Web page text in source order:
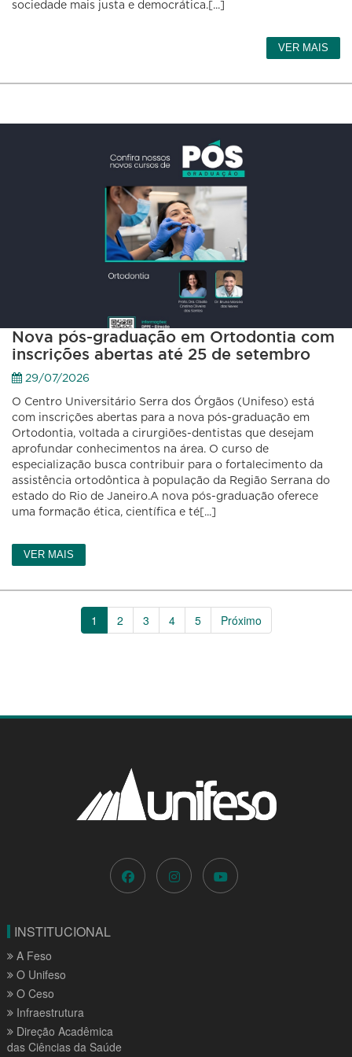
sociedade mais justa e democrática.[...]
VER MAIS
Nova pós-graduação em Ortodontia com
inscrições abertas até 25 de setembro
29/07/2026
O Centro Universitário Serra dos Órgãos (Unifeso) está
com inscrições abertas para a nova pós-graduação em
Ortodontia, voltada a cirurgiões-dentistas que desejam
aprofundar conhecimentos na área. O curso de
especialização busca contribuir para o fortalecimento da
assistência ortodôntica à população da Região Serrana do
estado do Rio de Janeiro.A nova pós-graduação oferece
uma formação ética, científica e té[...]
VER MAIS
1 2 3 4 5 Próximo
INSTITUCIONAL
A Feso
O Unifeso
O Ceso
Infraestrutura
Direção Acadêmica
das Ciências da Saúde